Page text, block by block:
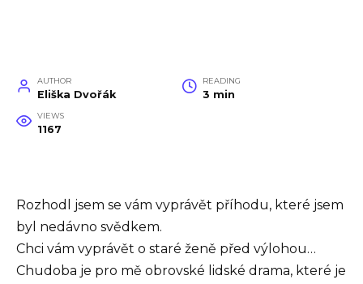
AUTHOR
Eliška Dvořák
READING
3 min
VIEWS
1167
Rozhodl jsem se vám vyprávět příhodu, které jsem
byl nedávno svědkem.
Chci vám vyprávět o staré ženě před výlohou…
Chudoba je pro mě obrovské lidské drama, které je